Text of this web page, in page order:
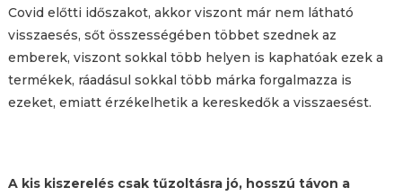
Covid előtti időszakot, akkor viszont már nem látható
visszaesés, sőt összességében többet szednek az
emberek, viszont sokkal több helyen is kaphatóak ezek a
termékek, ráadásul sokkal több márka forgalmazza is
ezeket, emiatt érzékelhetik a kereskedők a visszaesést.
A kis kiszerelés csak tűzoltásra jó, hosszú távon a